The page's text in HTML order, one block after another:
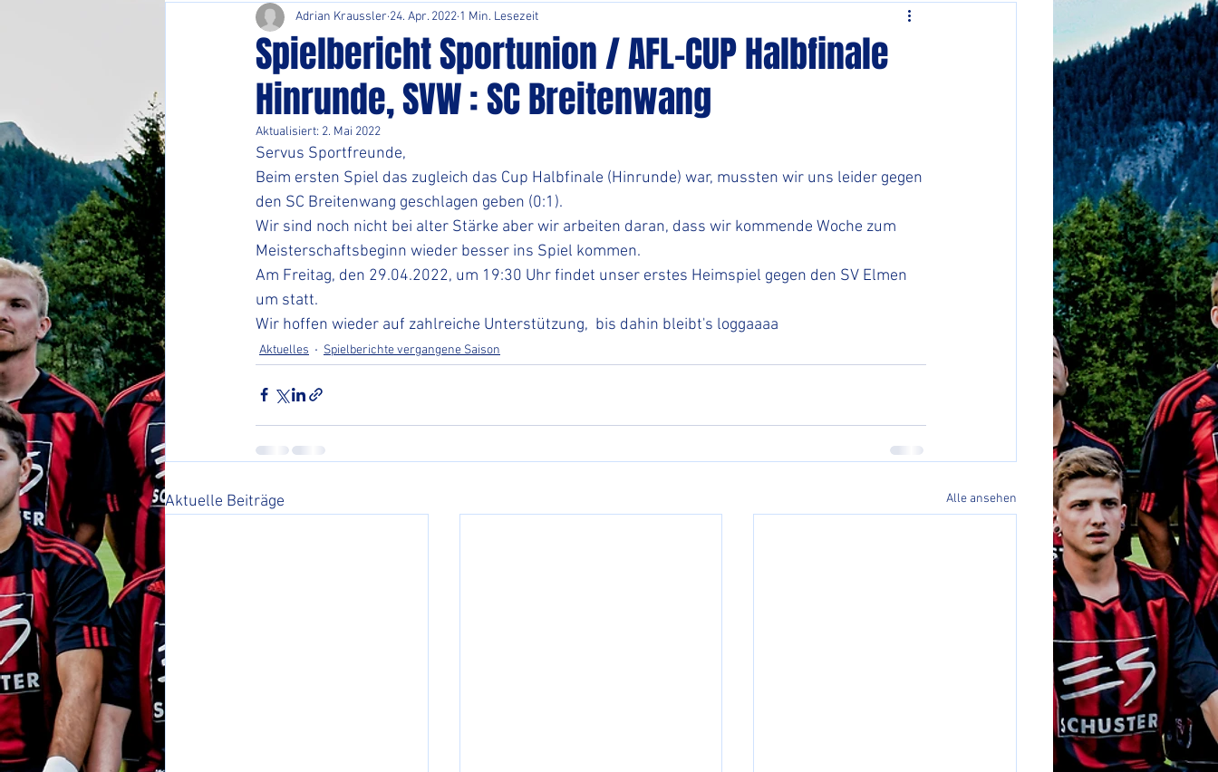
Spielbericht Sportunion / AFL-CUP Halbfinale
Hinrunde, SVW : SC Breitenwang
Adrian Kraussler 24. Apr. 2022 1 Min. Lesezeit
Aktualisiert: 2. Mai 2022
Servus Sportfreunde,
Beim ersten Spiel das zugleich das Cup Halbfinale (Hinrunde) war, mussten wir uns leider gegen
den SC Breitenwang geschlagen geben (0:1).
Wir sind noch nicht bei alter Stärke aber wir arbeiten daran, dass wir kommende Woche zum
Meisterschaftsbeginn wieder besser ins Spiel kommen.
Am Freitag, den 29.04.2022, um 19:30 Uhr findet unser erstes Heimspiel gegen den SV Elmen
um statt.
Wir hoffen wieder auf zahlreiche Unterstützung,  bis dahin bleibt's loggaaaa
Aktuelles Spielberichte vergangene Saison
Aktuelle Beiträge Alle ansehen